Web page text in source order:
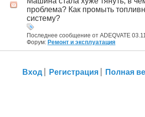
проблема? Как промыть
систему?
Последнее сообщение от ADEQVATE
Форум: Ремонт и эксплуатация
Вход Регистрация Полная